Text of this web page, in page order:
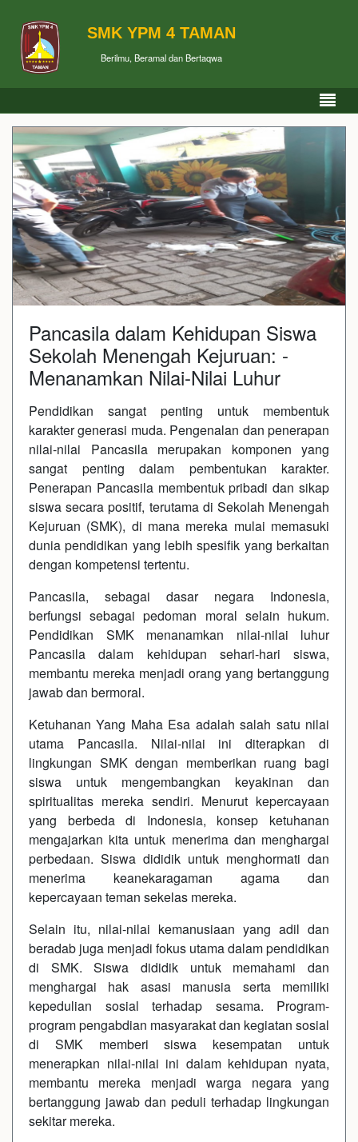
SMK YPM 4 TAMAN
Berilmu, Beramal dan Bertaqwa
Pancasila dalam Kehidupan Siswa
Sekolah Menengah Kejuruan: -
Menanamkan Nilai-Nilai Luhur
Pendidikan sangat penting untuk membentuk
karakter generasi muda. Pengenalan dan penerapan
nilai-nilai Pancasila merupakan komponen yang
sangat penting dalam pembentukan karakter.
Penerapan Pancasila membentuk pribadi dan sikap
siswa secara positif, terutama di Sekolah Menengah
Kejuruan (SMK), di mana mereka mulai memasuki
dunia pendidikan yang lebih spesifik yang berkaitan
dengan kompetensi tertentu.
Pancasila, sebagai dasar negara Indonesia,
berfungsi sebagai pedoman moral selain hukum.
Pendidikan SMK menanamkan nilai-nilai luhur
Pancasila dalam kehidupan sehari-hari siswa,
membantu mereka menjadi orang yang bertanggung
jawab dan bermoral.
Ketuhanan Yang Maha Esa adalah salah satu nilai
utama Pancasila. Nilai-nilai ini diterapkan di
lingkungan SMK dengan memberikan ruang bagi
siswa untuk mengembangkan keyakinan dan
spiritualitas mereka sendiri. Menurut kepercayaan
yang berbeda di Indonesia, konsep ketuhanan
mengajarkan kita untuk menerima dan menghargai
perbedaan. Siswa dididik untuk menghormati dan
menerima keanekaragaman agama dan
kepercayaan teman sekelas mereka.
Selain itu, nilai-nilai kemanusiaan yang adil dan
beradab juga menjadi fokus utama dalam pendidikan
di SMK. Siswa dididik untuk memahami dan
menghargai hak asasi manusia serta memiliki
kepedulian sosial terhadap sesama. Program-
program pengabdian masyarakat dan kegiatan sosial
di SMK memberi siswa kesempatan untuk
menerapkan nilai-nilai ini dalam kehidupan nyata,
membantu mereka menjadi warga negara yang
bertanggung jawab dan peduli terhadap lingkungan
sekitar mereka.